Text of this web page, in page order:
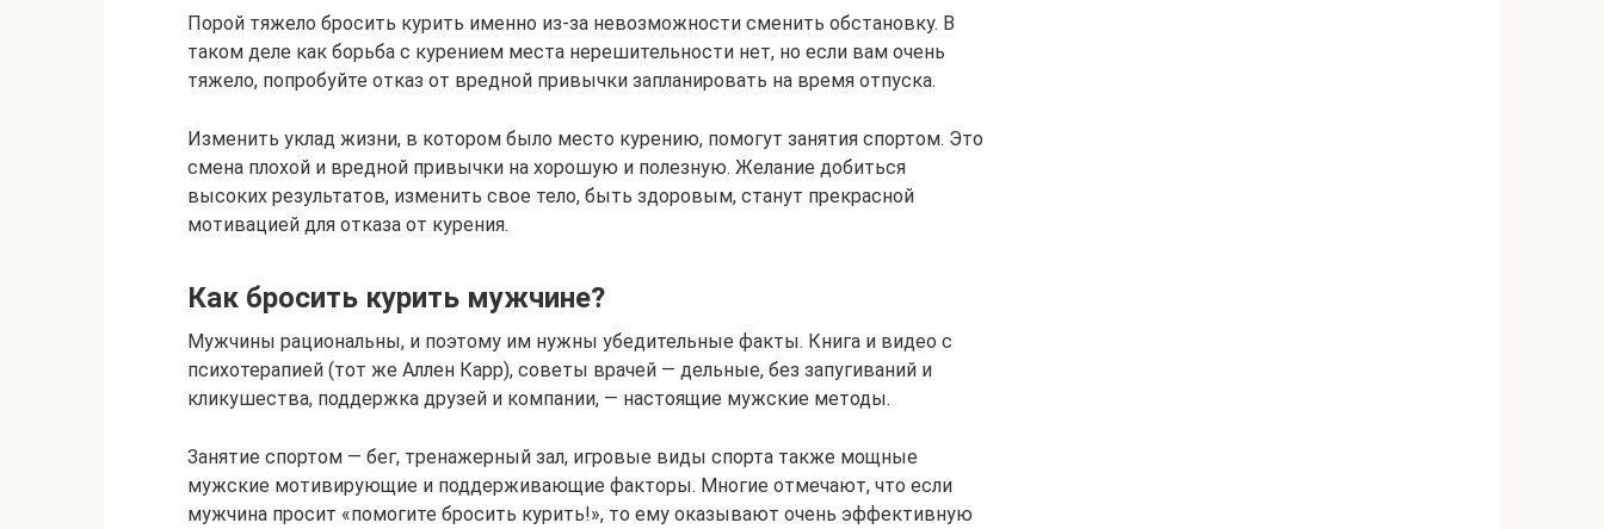
Порой тяжело бросить курить именно из-за невозможности сменить обстановку. В
таком деле как борьба с курением места нерешительности нет, но если вам очень
тяжело, попробуйте отказ от вредной привычки запланировать на время отпуска.
Изменить уклад жизни, в котором было место курению, помогут занятия спортом. Это
смена плохой и вредной привычки на хорошую и полезную. Желание добиться
высоких результатов, изменить свое тело, быть здоровым, станут прекрасной
мотивацией для отказа от курения.
Как бросить курить мужчине?
Мужчины рациональны, и поэтому им нужны убедительные факты. Книга и видео с
психотерапией (тот же Аллен Карр), советы врачей — дельные, без запугиваний и
кликушества, поддержка друзей и компании, — настоящие мужские методы.
Занятие спортом — бег, тренажерный зал, игровые виды спорта также мощные
мужские мотивирующие и поддерживающие факторы. Многие отмечают, что если
мужчина просит «помогите бросить курить!», то ему оказывают очень эффективную